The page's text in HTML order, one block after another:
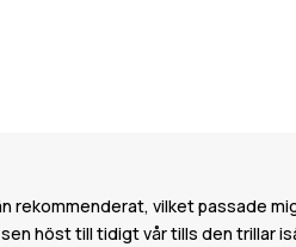
vilket passade
höst till tidigt vår tills den trillar